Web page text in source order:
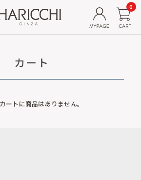
0
カート
ートに商品はありません。